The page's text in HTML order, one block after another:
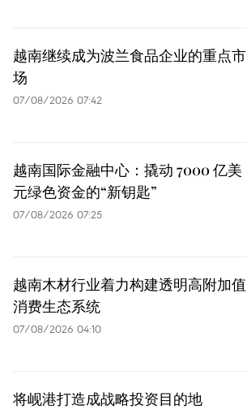
越南继续成为波兰食品企业的重点市
场
07/08/2026 07:42
越南国际金融中心：撬动 7000 亿美
元绿色资金的“新钥匙”
07/08/2026 07:25
越南木材行业着力构建透明高附加值
消费生态系统
07/08/2026 04:10
将岘港打造成战略投资目的地